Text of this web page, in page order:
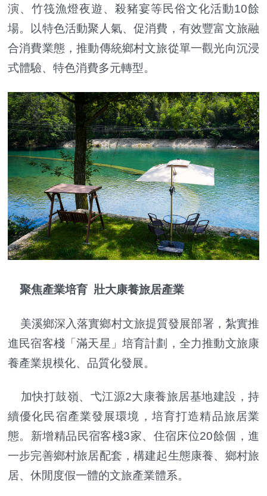
演、竹筏漁燈夜遊、殺豬宴等民俗文化活動10餘
場。以特色活動聚人氣、促消費，有效豐富文旅融
合消費業態，推動傳統鄉村文旅從單一觀光向沉浸
式體驗、特色消費多元轉型。
聚焦產業培育 壯大康養旅居產業
美溪鄉深入落實鄉村文旅提質發展部署，紮實推
進民宿客棧「滿天星」培育計劃，全力推動文旅康
養產業規模化、品質化發展。
加快打鼓嶺、弋江源2大康養旅居基地建設，持
續優化民宿產業發展環境，培育打造精品旅居業
態。新增精品民宿客棧3家、住宿床位20餘個，進
一步完善鄉村旅居配套，構建起生態康養、鄉村旅
居、休閒度假一體的文旅產業體系。